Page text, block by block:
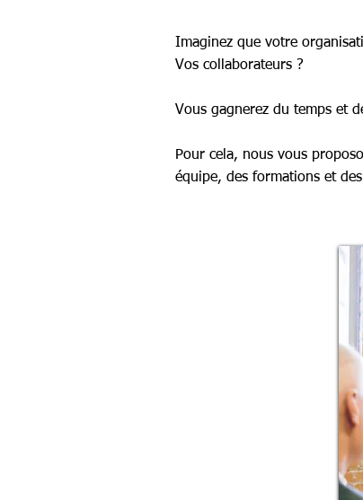
Imaginez que votre
Vos collaborateurs ?
Vous gagnerez du temps et
Pour cela, nous vous
équipe, des formations et